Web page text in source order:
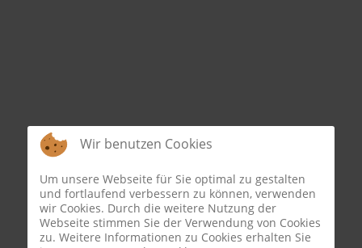
Wir benutzen Cookies
Um unsere Webseite für Sie optimal zu gestalten
und fortlaufend verbessern zu können, verwenden
wir Cookies. Durch die weitere Nutzung der
Webseite stimmen Sie der Verwendung von Cookies
zu. Weitere Informationen zu Cookies erhalten Sie